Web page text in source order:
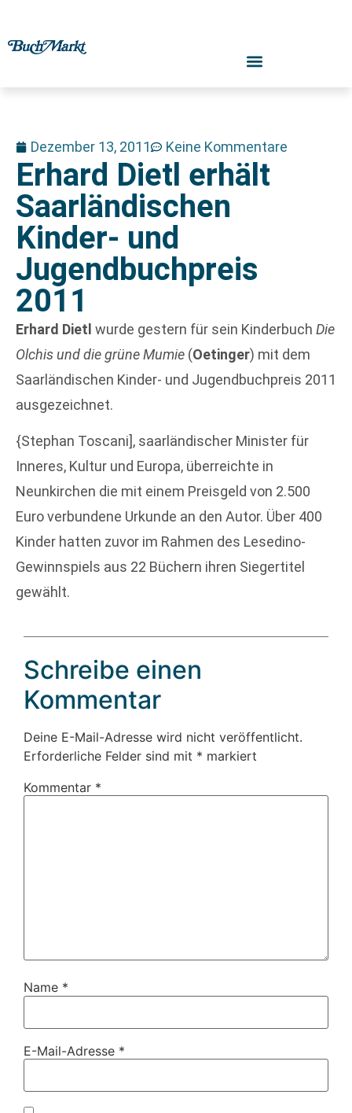
Dezember 13, 2011 Keine Kommentare
Erhard Dietl erhält
Saarländischen
Kinder- und
Jugendbuchpreis
2011
Erhard Dietl wurde gestern für sein Kinderbuch Die
Olchis und die grüne Mumie (Oetinger) mit dem
Saarländischen Kinder- und Jugendbuchpreis 2011
ausgezeichnet.
{Stephan Toscani], saarländischer Minister für
Inneres, Kultur und Europa, überreichte in
Neunkirchen die mit einem Preisgeld von 2.500
Euro verbundene Urkunde an den Autor. Über 400
Kinder hatten zuvor im Rahmen des Lesedino-
Gewinnspiels aus 22 Büchern ihren Siegertitel
gewählt.
Schreibe einen
Kommentar
Deine E-Mail-Adresse wird nicht veröffentlicht.
Erforderliche Felder sind mit * markiert
Kommentar *
Name *
E-Mail-Adresse *